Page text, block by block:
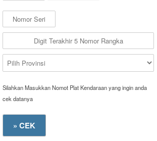
Silahkan Masukkan Nomot Plat Kendaraan yang ingin anda
cek datanya